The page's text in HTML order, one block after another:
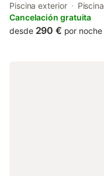
views. This recently
Médulas Roman Mines
Piscina exterior Piscina
Cancelación gratuita
desde 290 € por noche